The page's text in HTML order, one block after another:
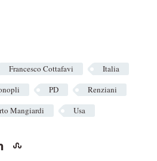
Francesco Cottafavi
Italia
PD
Renziani
Mangiardi Usa